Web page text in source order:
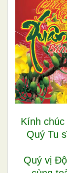
Kính
Quý Tu
Quý vị